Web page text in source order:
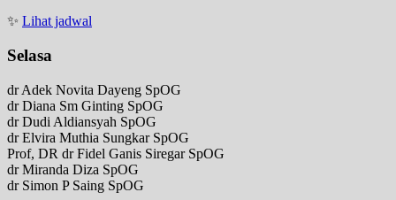
✨ Lihat jadwal
Selasa
dr Adek Novita Dayeng SpOG
dr Diana Sm Ginting SpOG
dr Dudi Aldiansyah SpOG
dr Elvira Muthia Sungkar SpOG
Prof, DR dr Fidel Ganis Siregar SpOG
dr Miranda Diza SpOG
dr Simon P Saing SpOG